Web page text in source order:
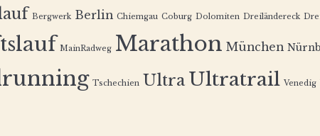
Bergwerk Berlin Chiemgau Coburg Dolomiten Dreiländereck
MainRadweg Marathon München
Tschechien Ultra Ultratrail Venedig